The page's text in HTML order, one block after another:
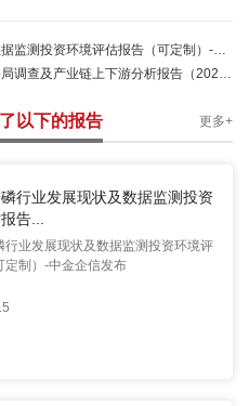
资环境评估报告（可定制）-中金企信发布
链上下游分析报告（2025-2031）-中金企信发布
以下的报告 更多+
行业发展现状及数据监测投资
告...
行业发展现状及数据监测投资环境评
定制）-中金企信发布